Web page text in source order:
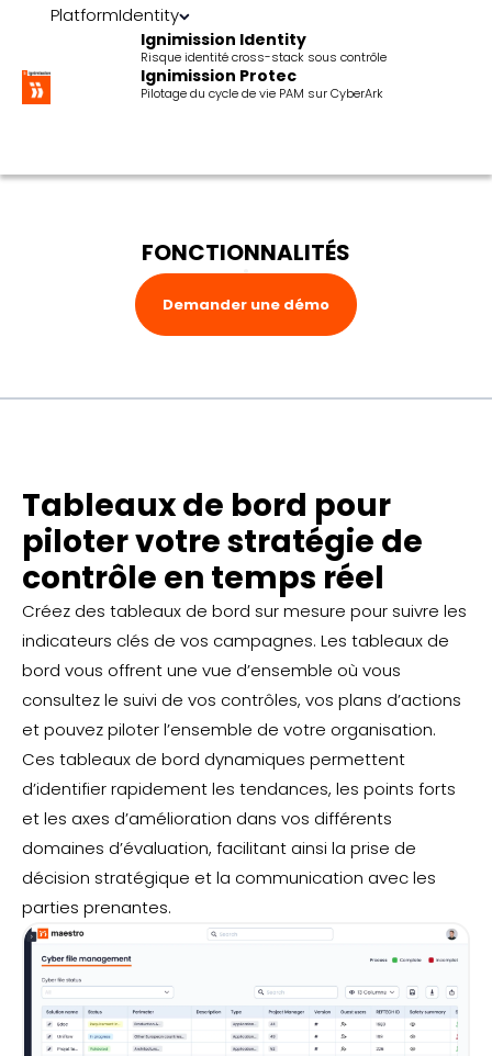
PlatformIdentity
Ignimission Identity
Risque identité cross-stack sous contrôle
Ignimission Protec
Pilotage du cycle de vie PAM sur CyberArk
FONCTIONNALITÉS
Demander une démo
Tableaux de bord pour
piloter votre stratégie de
contrôle en temps réel
Créez des tableaux de bord sur mesure pour suivre les
indicateurs clés de vos campagnes. Les tableaux de
bord vous offrent une vue d’ensemble où vous
consultez le suivi de vos contrôles, vos plans d’actions
et pouvez piloter l’ensemble de votre organisation.
Ces tableaux de bord dynamiques permettent
d’identifier rapidement les tendances, les points forts
et les axes d’amélioration dans vos différents
domaines d’évaluation, facilitant ainsi la prise de
décision stratégique et la communication avec les
parties prenantes.